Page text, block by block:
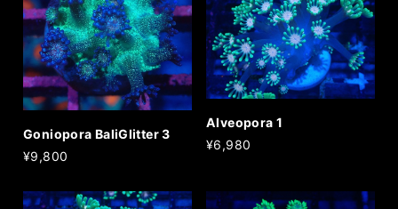
Goniopora BaliGlitter 3
¥9,800
Alveopora 1
¥6,980